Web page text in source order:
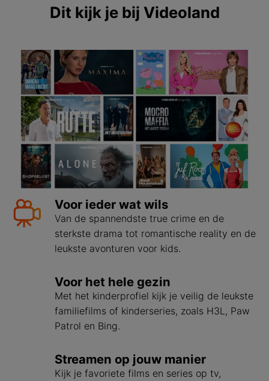
Dit kijk je bij Videoland
Voor ieder wat wils
Van de spannendste true crime en de
sterkste drama tot romantische reality en de
leukste avonturen voor kids.
Voor het hele gezin
Met het kinderprofiel kijk je veilig de leukste
familiefilms of kinderseries, zoals H3L, Paw
Patrol en Bing.
Streamen op jouw manier
Kijk je favoriete films en series op tv,